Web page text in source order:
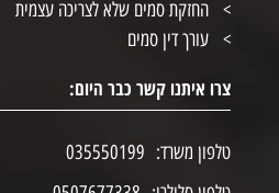
החזקת סמים שלא לצריכה עצמית
עורך דין סמים
צרו איתנו קשר כבר היום:
טלפון משרד: 035550199